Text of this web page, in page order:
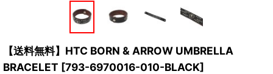
【送料無料】HTC BORN & ARROW UMBRELLA
BRACELET [793-6970016-010-BLACK]